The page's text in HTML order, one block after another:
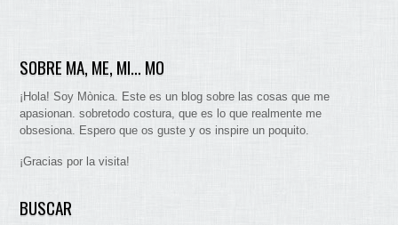
SOBRE MA, ME, MI… MO
¡Hola! Soy Mònica. Este es un blog sobre las cosas que me
apasionan. sobretodo costura, que es lo que realmente me
obsesiona. Espero que os guste y os inspire un poquito.
¡Gracias por la visita!
BUSCAR